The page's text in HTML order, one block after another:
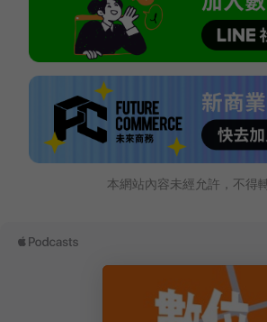
本網站內容未經允許，不得轉